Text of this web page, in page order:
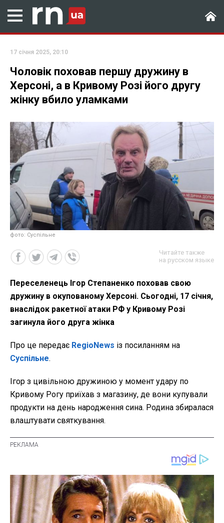
17 січня 2025, 20:10
Чоловік поховав першу дружину в
Херсоні, а в Кривому Розі його другу
жінку вбило уламками
фото: Суспільне
Читайте также
на русском языке
Переселенець Ігор Степаненко поховав свою
дружину в окупованому Херсоні. Сьогодні, 17 січня,
внаслідок ракетної атаки РФ у Кривому Розі
загинула його друга жінка
Про це передає RegioNews із посиланням на
Суспільне.
Ігор з цивільною дружиною у момент удару по
Кривому Рогу приїхав з магазину, де вони купували
продукти на день народження сина. Родина збиралася
влаштувати святкування.